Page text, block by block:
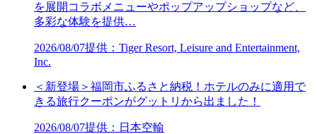
を展開コラボメニューやポップアップショップなど、
多彩な体験を提供…
2026/08/07提供：Tiger Resort, Leisure and Entertainment,
Inc.
＜新登場＞福岡市ふるさと納税！ホテルのみに適用で
きる旅行クーポンがグットリから出ました！
2026/08/07提供：日本空輸